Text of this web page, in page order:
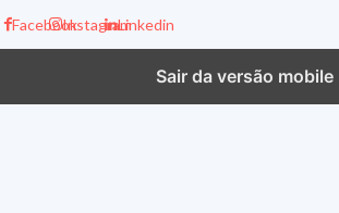
FacebookInstagramLinkedin
Sair da versão mobile